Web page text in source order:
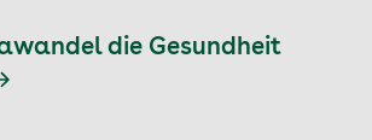
die Gesundheit